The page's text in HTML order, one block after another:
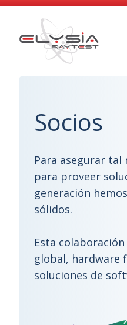
Socios
Para asegurar tal
para proveer
generación
sólidos.
Esta
global, hardware
soluciones de